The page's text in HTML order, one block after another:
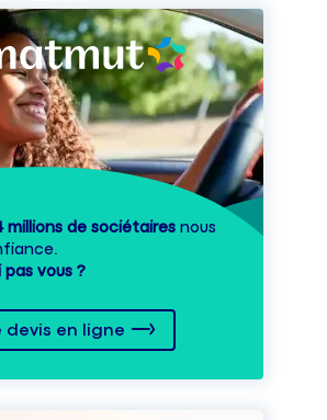
millions de sociétaires nous
pas vous ?
devis en ligne